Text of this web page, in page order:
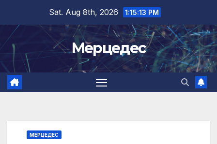
content
Sat. Aug 8th, 2026 1:15:14 PM
Мерцедес
МЕРЦЕДЕС